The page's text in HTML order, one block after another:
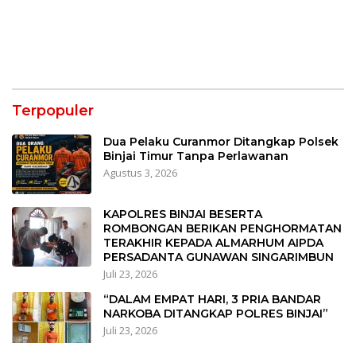
Terpopuler
Dua Pelaku Curanmor Ditangkap Polsek
Binjai Timur Tanpa Perlawanan
Agustus 3, 2026
KAPOLRES BINJAI BESERTA
ROMBONGAN BERIKAN PENGHORMATAN
TERAKHIR KEPADA ALMARHUM AIPDA
PERSADANTA GUNAWAN SINGARIMBUN
Juli 23, 2026
“DALAM EMPAT HARI, 3 PRIA BANDAR
NARKOBA DITANGKAP POLRES BINJAI”
Juli 23, 2026